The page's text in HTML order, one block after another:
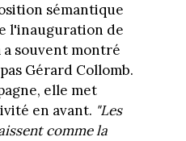
sémantique
l'inauguration de
souvent montré
Gérard Collomb.
elle met
en avant. "Les
comme la